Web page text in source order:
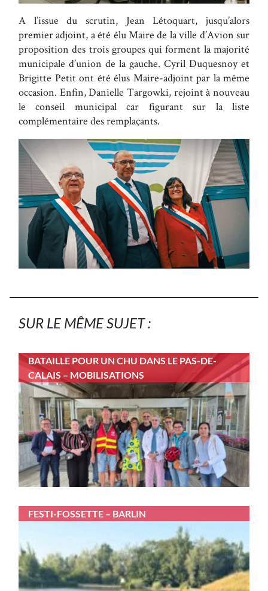
A l’issue du scrutin, Jean Létoquart, jusqu’alors
premier adjoint, a été élu Maire de la ville d’Avion sur
proposition des trois groupes qui forment la majorité
municipale d’union de la gauche. Cyril Duquesnoy et
Brigitte Petit ont été élus Maire-adjoint par la même
occasion. Enfin, Danielle Targowki, rejoint à nouveau
le conseil municipal car figurant sur la liste
complémentaire des remplaçants.
SUR LE MÊME SUJET :
BATAILLE POUR UN CHU DANS LE PAS-DE-
CALAIS – MOBILISATIONS
FESTI-FOSSETTE – BARLIN